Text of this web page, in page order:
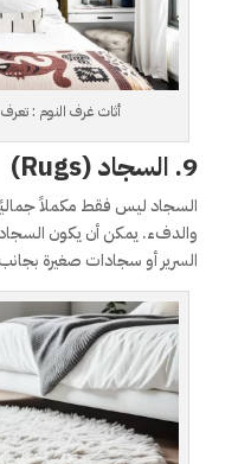
أثاث غرف النوم :
9. السجاد (Rugs)
السجاد ليس فقط مكملاً جماليًا
والدفء. يمكن أن يكون
السرير أو سجادات صغيرة بجانب